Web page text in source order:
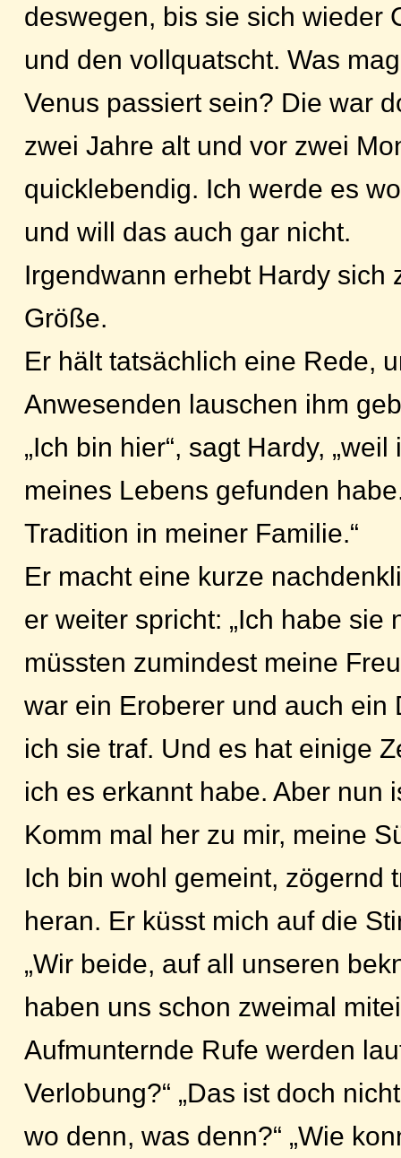
deswegen, bis sie sich wieder
und den vollquatscht. Was
Venus passiert sein? Die war
zwei Jahre alt und vor zwei
quicklebendig. Ich werde es
und will das auch gar nicht.
Irgendwann erhebt Hardy sich
Größe.
Er hält tatsächlich eine Rede,
Anwesenden lauschen ihm
„Ich bin hier“, sagt Hardy,
meines Lebens gefunden
Tradition in meiner Familie.“
Er macht eine kurze
er weiter spricht: „Ich habe sie
müssten zumindest meine
war ein Eroberer und auch ein
ich sie traf. Und es hat einige
ich es erkannt habe. Aber nun
Komm mal her zu mir, meine
Ich bin wohl gemeint, zögernd
heran. Er küsst mich auf die
„Wir beide, auf all unseren
haben uns schon zweimal
Aufmunternde Rufe werden
Verlobung?“ „Das ist doch
wo denn, was denn?“ „Wie